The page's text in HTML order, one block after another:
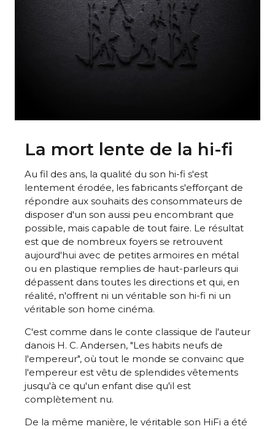
La mort lente de la hi-fi
Au fil des ans, la qualité du son hi-fi s'est
lentement érodée, les fabricants s'efforçant de
répondre aux souhaits des consommateurs de
disposer d'un son aussi peu encombrant que
possible, mais capable de tout faire. Le résultat
est que de nombreux foyers se retrouvent
aujourd'hui avec de petites armoires en métal
ou en plastique remplies de haut-parleurs qui
dépassent dans toutes les directions et qui, en
réalité, n'offrent ni un véritable son hi-fi ni un
véritable son home cinéma.
C'est comme dans le conte classique de l'auteur
danois H. C. Andersen, "Les habits neufs de
l'empereur", où tout le monde se convainc que
l'empereur est vêtu de splendides vêtements
jusqu'à ce qu'un enfant dise qu'il est
complètement nu.
De la même manière, le véritable son HiFi a été